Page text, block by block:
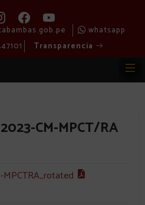
whatsapp
Transparencia
CM-MPCT/RA
MPCTRA_rotated